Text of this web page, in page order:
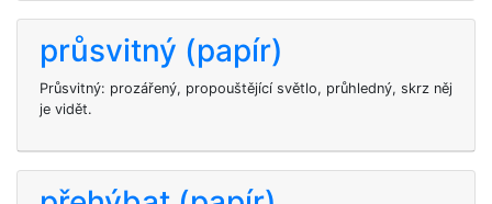
průsvitný (papír)
Průsvitný: prozářený, propouštějící světlo, průhledný, skrz něj
je vidět.